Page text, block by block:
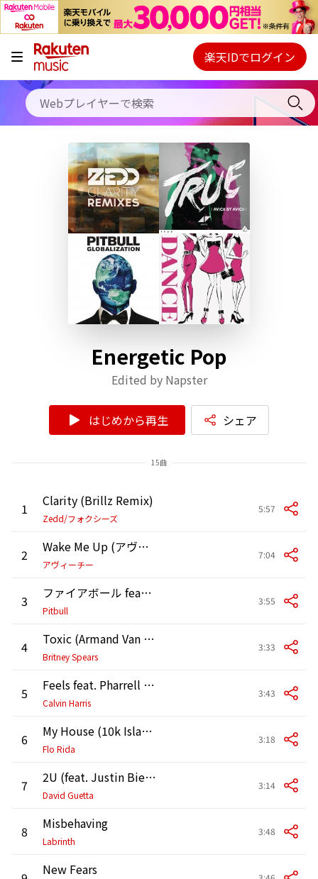
キャンペーン
料金プラン
使い方
初回30日間無料お試し
Webプレイヤー
ご契約内容の確認・変更
楽天IDでログイン
Energetic Pop
Edited by Napster
はじめから再生 シェア
15曲
1 Clarity (Brillz Remix)
Zedd/フォクシーズ
5:57
2 Wake Me Up (アヴィーチー・バイ・アヴィーチー)
アヴィーチー
7:04
3 ファイアボール feat. John Ryan
Pitbull
3:55
4 Toxic (Armand Van Helden Radio Edit)
Britney Spears
3:33
5 Feels feat. Pharrell Williams,Katy Perry,Big Sean
Calvin Harris
3:43
6 My House (10k Islands Remix)
Flo Rida
3:18
7 2U (feat. Justin Bieber)
David Guetta
3:14
8 Misbehaving
Labrinth
3:48
New Fears